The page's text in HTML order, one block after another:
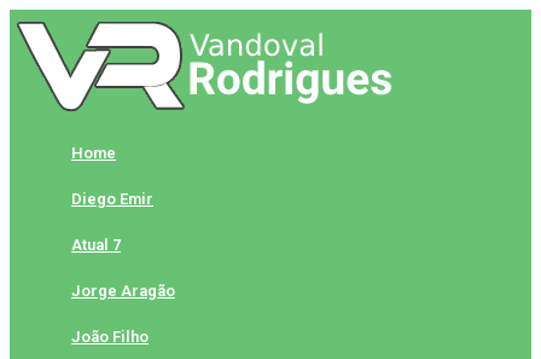
Skip
to
content
Home
Diego Emir
Atual 7
Jorge Aragão
João Filho